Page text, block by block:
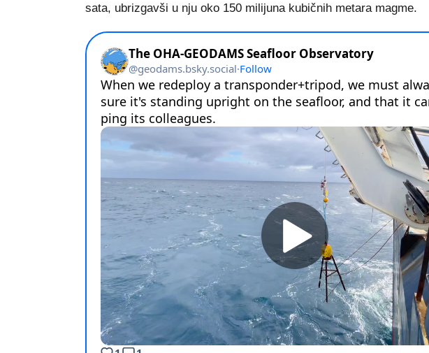
sata, ubrizgavši u nju oko 150 milijuna kubičnih metara magme.